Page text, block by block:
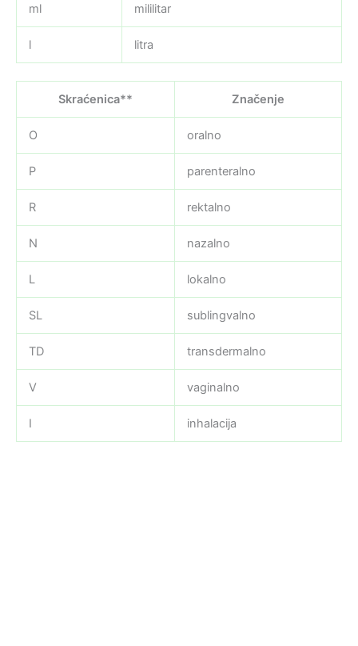
ml mililitar
l litra
Skraćenica** Značenje
O oralno
P parenteralno
R rektalno
N nazalno
L lokalno
SL sublingvalno
TD transdermalno
V vaginalno
I inhalacija